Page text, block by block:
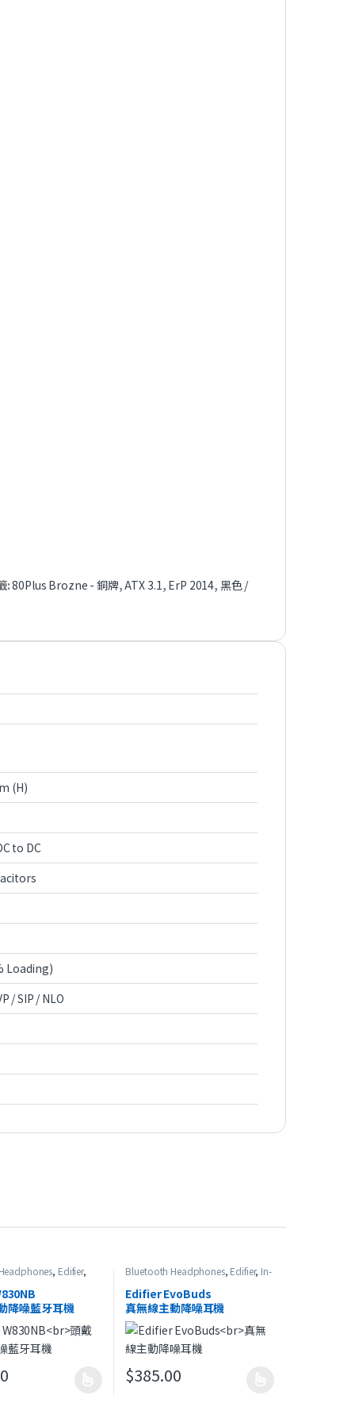
:80Plus Brozne - 銅牌,ATX 3.1, ErP 2014, 黑色 /
(H)
to DC
Loading)
/ SIP / NLO
, Edifier,
Ear Headphones ,
降噪藍牙耳機
種款式。 可在產品頁面選擇選項
Bluetooth Headphones, Edifier, In-
Ear Headphones 最新產品
Edifier EvoBuds
真無線主動降噪耳機
$385.00
此產品有多種款式。 可在產品頁面選擇選項